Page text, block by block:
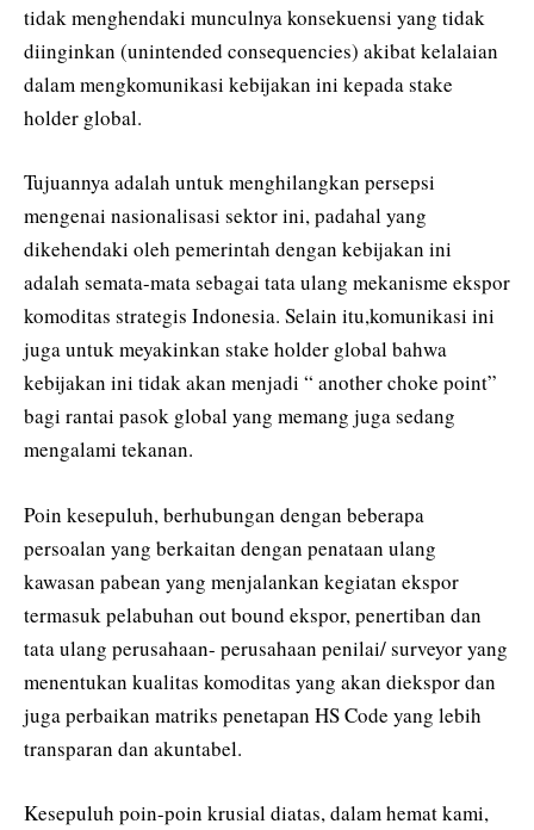
tidak menghendaki munculnya konsekuensi yang tidak
diinginkan (unintended consequencies) akibat kelalaian
dalam mengkomunikasi kebijakan ini kepada stake
holder global.
Tujuannya adalah untuk menghilangkan persepsi
mengenai nasionalisasi sektor ini, padahal yang
dikehendaki oleh pemerintah dengan kebijakan ini
adalah semata-mata sebagai tata ulang mekanisme ekspor
komoditas strategis Indonesia. Selain itu,komunikasi ini
juga untuk meyakinkan stake holder global bahwa
kebijakan ini tidak akan menjadi “ another choke point”
bagi rantai pasok global yang memang juga sedang
mengalami tekanan.
Poin kesepuluh, berhubungan dengan beberapa
persoalan yang berkaitan dengan penataan ulang
kawasan pabean yang menjalankan kegiatan ekspor
termasuk pelabuhan out bound ekspor, penertiban dan
tata ulang perusahaan- perusahaan penilai/ surveyor yang
menentukan kualitas komoditas yang akan diekspor dan
juga perbaikan matriks penetapan HS Code yang lebih
transparan dan akuntabel.
Kesepuluh poin-poin krusial diatas, dalam hemat kami,